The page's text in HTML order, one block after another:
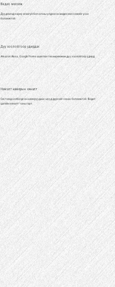
Видео мессеж
Дуудлагад хариу өгөөгүй бол зочны үлдээсэн видео мессежийг үзэх
боломжтой
Дуу хоолойгоор удирдах
Amazon Alexa, Google Home ашиглан төхөөрөмжөө дуу хоолойгоор удирд
Нэмэлт камерын хяналт
Системд холбогдсон камеруудаас шууд дүрсийг хянах боломжтой. Бодит
цагийн хяналт таны гарт.